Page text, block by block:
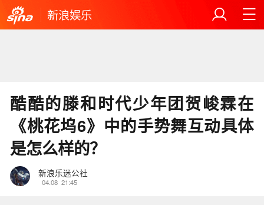
新浪娱乐
酷酷的滕和时代少年团贺峻霖在
《桃花坞6》中的手势舞互动具体
是怎么样的？
新浪乐迷公社
04.08 21:45